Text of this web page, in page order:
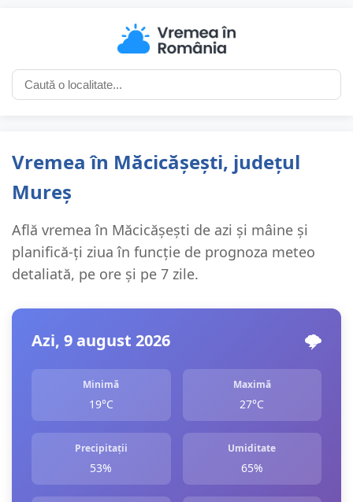
Vremea în Măcicășești, județul
Mureș
Află vremea în Măcicășești de azi și mâine și
planifică-ți ziua în funcție de prognoza meteo
detaliată, pe ore și pe 7 zile.
Azi, 9 august 2026 🌩️
Minimă
19°C
Maximă
27°C
Precipitații
53%
Umiditate
65%